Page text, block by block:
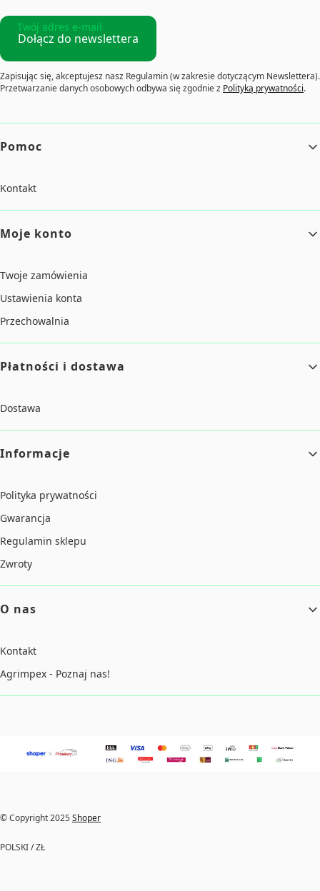
Twój adres e-mail
Dołącz do newslettera
Zapisując się, akceptujesz nasz Regulamin (w zakresie dotyczącym Newslettera).
Przetwarzanie danych osobowych odbywa się zgodnie z Polityką prywatności.
Linki w stopce
Pomoc
Kontakt
Moje konto
Twoje zamówienia
Ustawienia konta
Przechowalnia
Płatności i dostawa
Dostawa
Informacje
Polityka prywatności
Gwarancja
Regulamin sklepu
Zwroty
O nas
Kontakt
Agrimpex - Poznaj nas!
© Copyright 2025Shoper
POLSKI / ZŁ